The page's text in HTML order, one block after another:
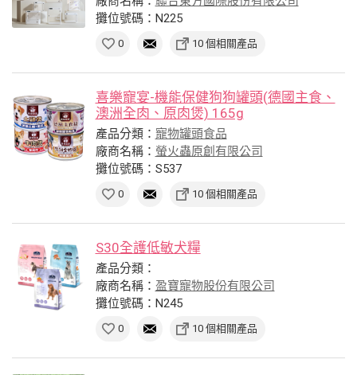
攤位號碼：N225
0 10 個相關產品
喜樂寵宴-機能保健狗狗罐頭(德國主食、
澳洲全肉、原肉煲) 165g
產品分類： 寵物罐頭食品
廠商名稱： 螢火蟲原創有限公司
攤位號碼：S537
0 10 個相關產品
S30全護低敏犬糧
產品分類：
廠商名稱： 盈寶寵物股份有限公司
攤位號碼：N245
0 10 個相關產品